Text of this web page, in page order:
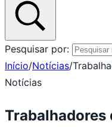
Pesquisar por:
Início/Notícias/
Notícias
Trabalhadores